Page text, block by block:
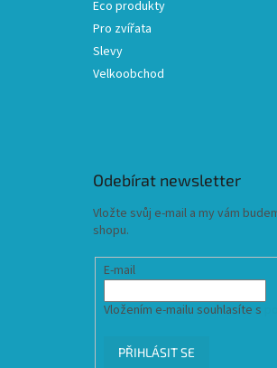
Eco produkty
Pro zvířata
Slevy
Velkoobchod
Odebírat newsletter
Vložte svůj e-mail a my vám
shopu.
E-mail
Vložením e-mailu souhlasíte s
PŘIHLÁSIT SE